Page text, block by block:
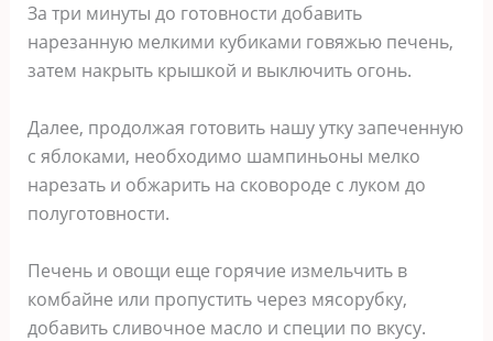
За три минуты до готовности добавить
нарезанную мелкими кубиками говяжью печень,
затем накрыть крышкой и выключить огонь.
Далее, продолжая готовить нашу утку запеченную
с яблоками, необходимо шампиньоны мелко
нарезать и обжарить на сковороде с луком до
полуготовности.
Печень и овощи еще горячие измельчить в
комбайне или пропустить через мясорубку,
добавить сливочное масло и специи по вкусу.